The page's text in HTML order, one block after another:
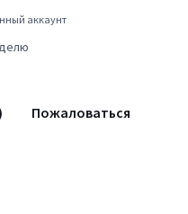
аккаунт
Пожаловаться